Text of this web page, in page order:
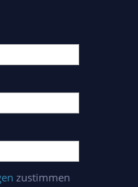
zustimmen